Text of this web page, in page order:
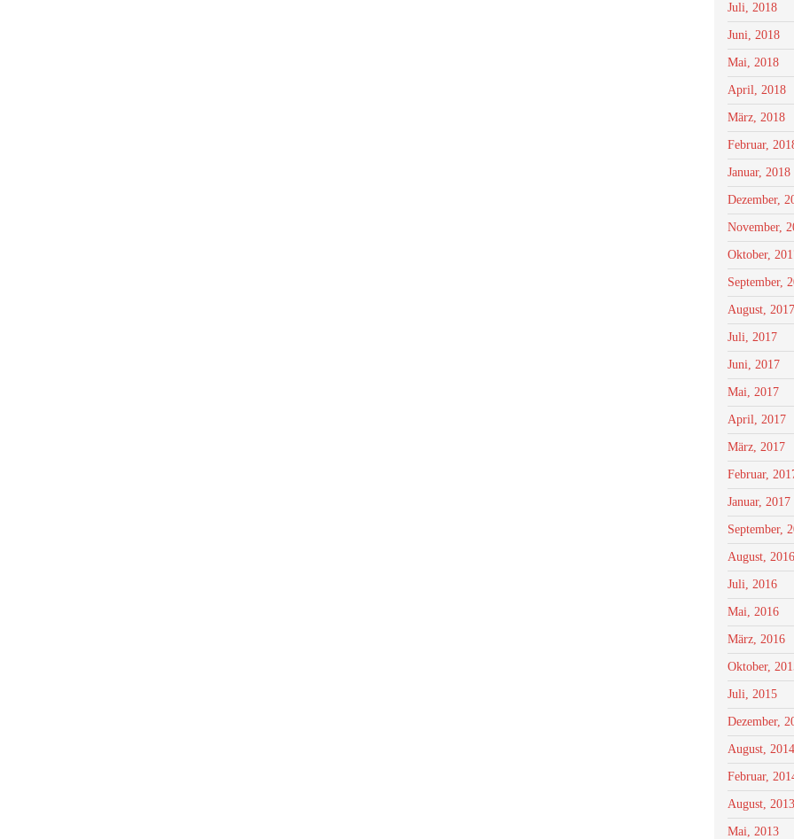
Juli, 2018
Juni, 2018
Mai, 2018
April, 2018
März, 2018
Februar,
Januar, 2018
Dezember,
November,
Oktober,
September,
August, 2017
Juli, 2017
Juni, 2017
Mai, 2017
April, 2017
März, 2017
Februar,
Januar, 2017
September,
August, 2016
Juli, 2016
Mai, 2016
März, 2016
Oktober,
Juli, 2015
Dezember,
August, 2014
Februar,
August, 2013
Mai, 2013